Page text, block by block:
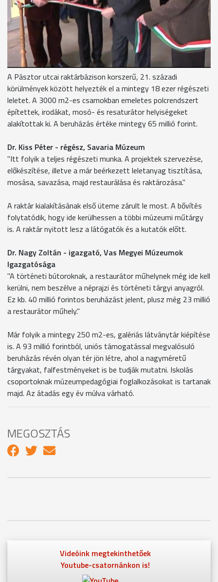
"Rajta van a megyei költségvetési listán mint eladandó
épületegyüttes. Úgy tudom, múlt héten már jelentkezett egy
érdeklődő, hogy megveszi-e vagy nem, nem tudjuk. Úgy
gondolom meg kell találni a méltó funkciót, ez egy értékes
műemlék, ami rekonstrukcióra szorul."
A Pásztor utcai raktárbázison korszerű, 21. századi
körülmények között helyezték el a mintegy 18 ezer régészeti
leletet. A 3000 m2-es csarnokban emeletes polcrendszert
építettek, irodákat, mosó- és resaturátor helyiségeket
alakítottak ki. A beruházás értéke mintegy 65 millió forint.
Dr. Kiss Péter - régész, Savaria Múzeum
"Itt folyik a teljes régészeti munka. A projektek szervezése,
előkészítése, illetve a már beérkezett leletanyag tisztítása,
mosása, savazása, majd restaurálása és raktározása."
A raktár kialakításának első üteme zárult le most. A bővítés
folytatódik, hogy ide kerülhessen a többi múzeumi műtárgy
is. A raktár nyitott lesz a látógatók és a kutatók előtt.
Dr. Nagy Zoltán - igazgató, Vas Megyei Múzeumok
Igazgatósága
"A történeti bútoroknak, a restaurátor műhelynek még ide kell
kerülni, nem beszélve a néprajzi és történeti tárgyi anyagról.
Ez kb. 40 millió forintos beruházást jelent, plusz még 23 millió
a restaurátor műhely."
Már folyik a mintegy 250 m2-es, galériás látványtár kiépítése
is. A 93 millió forintból, uniós támogatással megvalósuló
beruházás révén olyan tér jön létre, ahol a nagyméretű
tárgyakat, falfestményeket is be tudják mutatni. Iskolás
csoportoknak múzeumpedagógiai foglalkozásokat is tartanak
majd. Az átadás egy év múlva várható.
MEGOSZTÁS
Videóink megtekinthetőek
Youtube-csatornánkon is!